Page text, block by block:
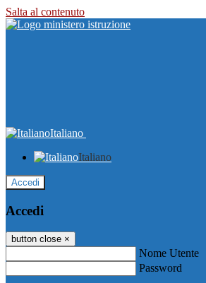
Salta al contenuto
Italiano
Italiano
Accedi
Accedi
button close ×
Nome Utente
Password